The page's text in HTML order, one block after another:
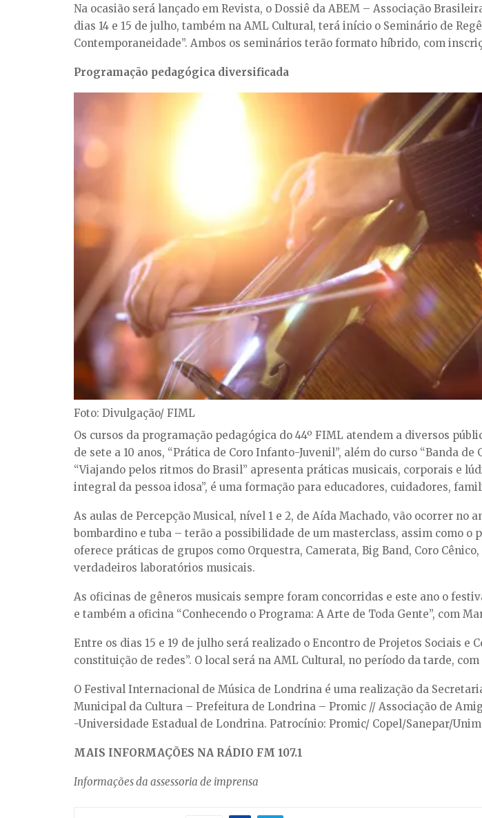
Na ocasião será lançado em Revista, o Dossiê da ABEM – Associação
dias 14 e 15 de julho, também na AML Cultural, terá início o Seminário de
Contemporaneidade”. Ambos os seminários terão formato híbrido, com
Programação pedagógica diversificada
Foto: Divulgação/ FIML
Os cursos da programação pedagógica do 44º FIML atendem a diversos
de sete a 10 anos, “Prática de Coro Infanto-Juvenil”, além do curso “Banda
“Viajando pelos ritmos do Brasil” apresenta práticas musicais, corporais e
integral da pessoa idosa”, é uma formação para educadores, cuidadores,
As aulas de Percepção Musical, nível 1 e 2, de Aída Machado, vão ocorrer
bombardino e tuba – terão a possibilidade de um masterclass, assim como o
oferece práticas de grupos como Orquestra, Camerata, Big Band, Coro
verdadeiros laboratórios musicais.
As oficinas de gêneros musicais sempre foram concorridas e este ano o
e também a oficina “Conhecendo o Programa: A Arte de Toda Gente”, com
Entre os dias 15 e 19 de julho será realizado o Encontro de Projetos Sociais
constituição de redes”. O local será na AML Cultural, no período da tarde,
O Festival Internacional de Música de Londrina é uma realização da
Municipal da Cultura – Prefeitura de Londrina – Promic // Associação de
-Universidade Estadual de Londrina. Patrocínio: Promic/ Copel/Sanepar/
MAIS INFORMAÇÕES NA RÁDIO FM 107.1
Informações da assessoria de imprensa